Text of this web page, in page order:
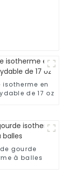
isotherme en
de 17 oz
gourde
à balles